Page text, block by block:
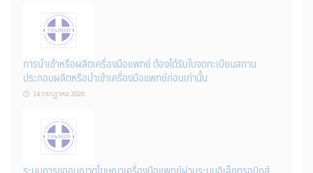
การนำเข้าหรือผลิตเครื่องมือแพทย์ ต้องได้รับใบจดทะเบียนสถาน
ประกอบผลิตหรือนำเข้าเครื่องมือแพทย์ก่อนเท่านั้น
14 กรกฎาคม 2026